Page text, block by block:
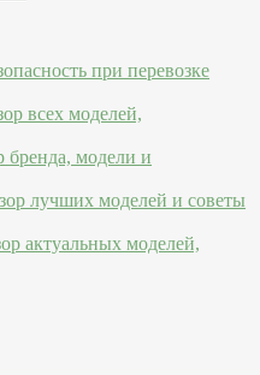
при перевозке
всех моделей,
бренда, модели и
лучших моделей и советы
актуальных моделей,